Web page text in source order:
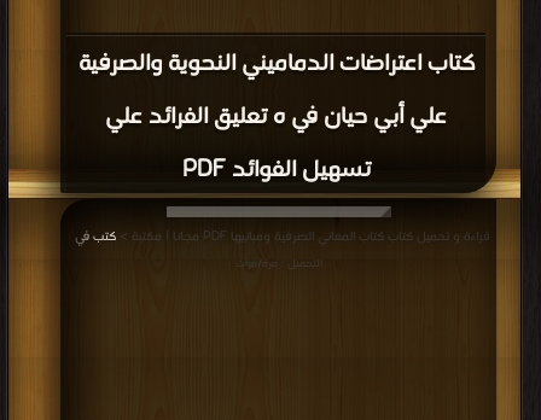
كتاب اعتراضات الدماميني النحوية والصرفية
علي أبي حيان في ه تعليق الفرائد علي
تسهيل الفوائد PDF
قراءة و تحميل كتاب كتاب المعاني الصرفية ومبانيها PDF مجانا | مكتبة > كتب في
التحميل : مرة/مرات